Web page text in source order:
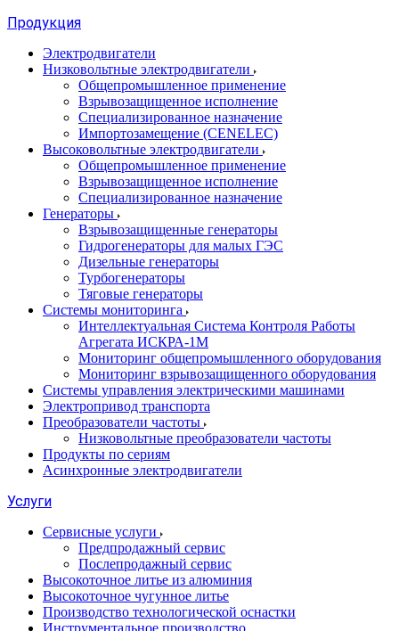
Продукция
Электродвигатели
Низковольтные электродвигатели
Общепромышленное применение
Взрывозащищенное исполнение
Специализированное назначение
Импортозамещение (CENELEC)
Высоковольтные электродвигатели
Общепромышленное применение
Взрывозащищенное исполнение
Специализированное назначение
Генераторы
Взрывозащищенные генераторы
Гидрогенераторы для малых ГЭС
Дизельные генераторы
Турбогенераторы
Тяговые генераторы
Системы мониторинга
Интеллектуальная Система Контроля Работы
Агрегата ИСКРА-1М
Мониторинг общепромышленного оборудования
Мониторинг взрывозащищенного оборудования
Системы управления электрическими машинами
Электропривод транспорта
Преобразователи частоты
Низковольтные преобразователи частоты
Продукты по сериям
Асинхронные электродвигатели
Услуги
Сервисные услуги
Предпродажный сервис
Послепродажный сервис
Высокоточное литье из алюминия
Высокоточное чугунное литье
Производство технологической оснастки
Инструментальное производство